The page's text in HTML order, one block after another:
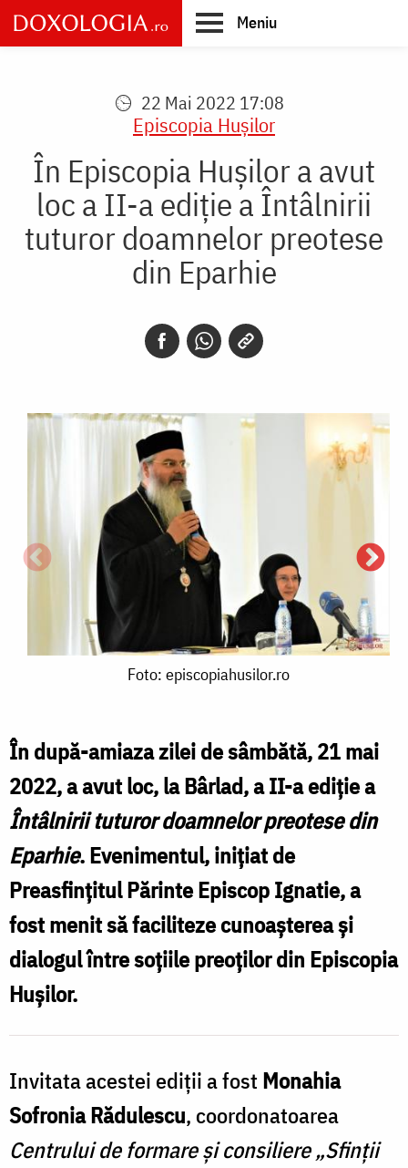
Skip
to
main
Meniu
22 Mai 2022 17:08
Episcopia Huşilor
În Episcopia Hușilor a avut
loc a II-a ediție a Întâlnirii
tuturor doamnelor preotese
din Eparhie
Foto: episcopiahusilor.ro
În după-amiaza zilei de sâmbătă, 21 mai
2022, a avut loc, la Bârlad, a II-a ediție a
Întâlnirii tuturor doamnelor preotese din
Eparhie. Evenimentul, inițiat de
Preasfințitul Părinte Episcop Ignatie, a
fost menit să faciliteze cunoașterea și
dialogul între soțiile preoților din Episcopia
Hușilor.
Invitata acestei ediții a fost Monahia
Sofronia Rădulescu, coordonatoarea
Centrului de formare și consiliere „Sfinții